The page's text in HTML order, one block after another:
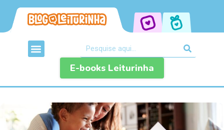
E-books Leiturinha